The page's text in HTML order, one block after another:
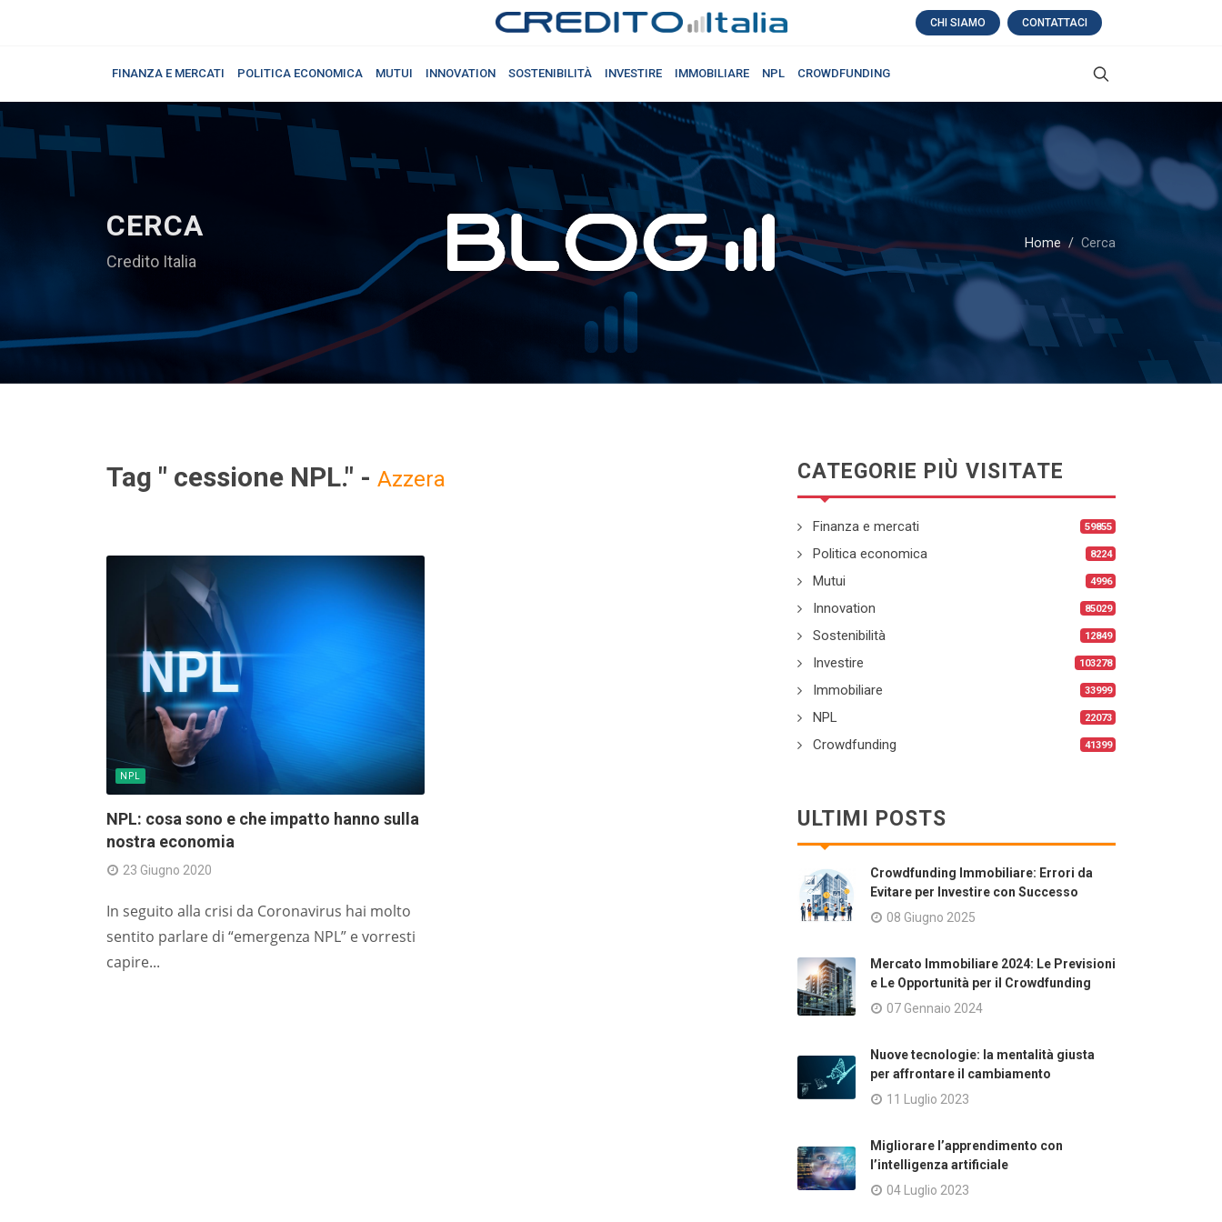
CHI SIAMO CONTATTACI
FINANZA E MERCATI POLITICA ECONOMICA MUTUI INNOVATION SOSTENIBILITÀ INVESTIRE IMMOBILIARE NPL CROWDFUNDING
CERCA
Credito Italia
Home Cerca
Tag " cessione NPL." - Azzera
NPL
NPL: cosa sono e che impatto hanno sulla
nostra economia
23 Giugno 2020
In seguito alla crisi da Coronavirus hai molto
sentito parlare di “emergenza NPL” e vorresti
capire...
CATEGORIE PIÙ VISITATE
Finanza e mercati 59855
Politica economica 8224
Mutui 4996
Innovation 85029
Sostenibilità 12849
Investire 103278
Immobiliare 33999
NPL 22073
Crowdfunding 41399
ULTIMI POSTS
Crowdfunding Immobiliare: Errori da
Evitare per Investire con Successo
08 Giugno 2025
Mercato Immobiliare 2024: Le Previsioni
e Le Opportunità per il Crowdfunding
07 Gennaio 2024
Nuove tecnologie: la mentalità giusta
per affrontare il cambiamento
11 Luglio 2023
Migliorare l’apprendimento con
l’intelligenza artificiale
04 Luglio 2023